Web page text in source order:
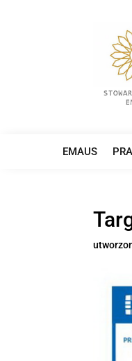
EMAUS